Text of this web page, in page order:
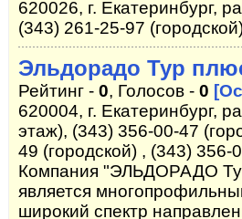
620026, г. Екатеринбург,
(343) 261-25-97
Эльдорадо Тур
Рейтинг - 0, Голосов - 0
620004, г. Екатеринбург,
этаж), (343) 356-00-47
49 (городской) , (343)
Компания "ЭЛЬДОРАДО
является
широкий спектр